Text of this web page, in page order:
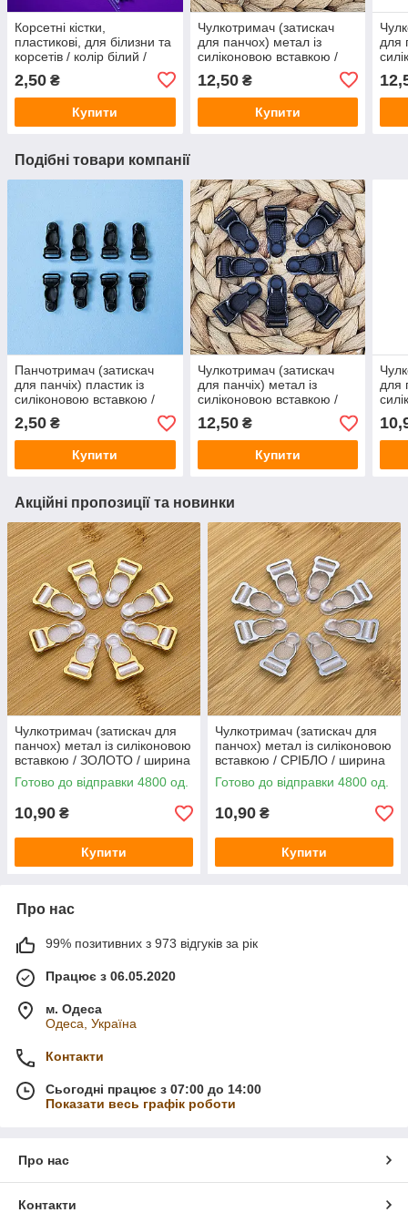
Корсетні кістки,
пластикові, для білизни та
корсетів / колір білий /
замовлення від 1 штуки
2,50 ₴
Купити
Чулкотримач (затискач
для панчох) метал із
силіконовою вставкою /
12,50₴
Купити
для
Подібні товари компанії
Панчотримач (затискач
для панчіх) пластик із
силіконовою вставкою /
ЧОРНИЙ / ширина 1 см
2,50 ₴
Купити
Чулкотримач (затискач
для панчіх) метал із
силіконовою вставкою /
ЧОРНИЙ / ширина 1 см
12,50₴
Купити
для
Акційні пропозиції та новинки
Чулкотримач (затискач для
панчох) метал із силіконовою
вставкою / ЗОЛОТО / ширина
1 см
Готово до відправки 4800 од.
10,90 ₴
Купити
Чулкотримач (затискач для
панчох) метал із силіконовою
вставкою / СРІБЛО / ширина
1 см
Готово до відправки 4800 од.
10,90 ₴
Купити
Про нас
99% позитивних з 973 відгуків за рік
Працює з 06.05.2020
м. Одеса
Одеса, Україна
Контакти
Сьогодні працює з 07:00 до 14:00
Показати весь графік роботи
Про нас
Контакти